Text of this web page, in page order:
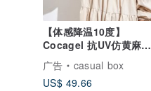
【体感降温10度】
Cocagel 抗UV仿黄麻遮
阳帽
广告
casual box
US$ 49.66